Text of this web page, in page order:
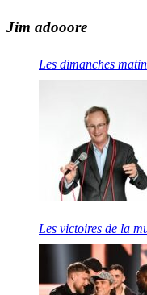
Jim adooore
Les dimanches
Les victoires de la